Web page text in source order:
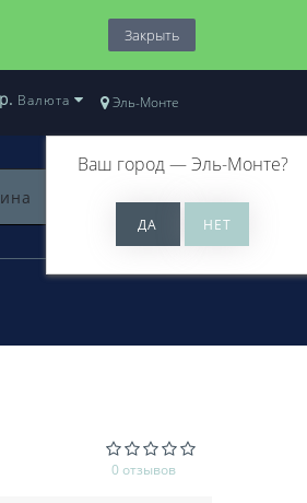
Закрыть
Эль-Монте
Ваш город —Эль-Монте?
р. Валюта
0
0 отзывов